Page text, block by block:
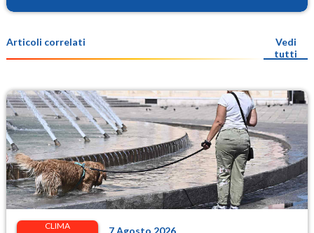
Articoli correlati
Vedi
tutti
CLIMA 7 Agosto 2026